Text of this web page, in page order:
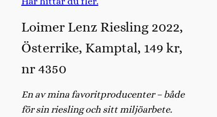
Loimer Lenz Riesling 2022,
Österrike, Kamptal, 149 kr,
nr 4350
En av mina favoritproducenter – både
för sin riesling och sitt miljöarbete.